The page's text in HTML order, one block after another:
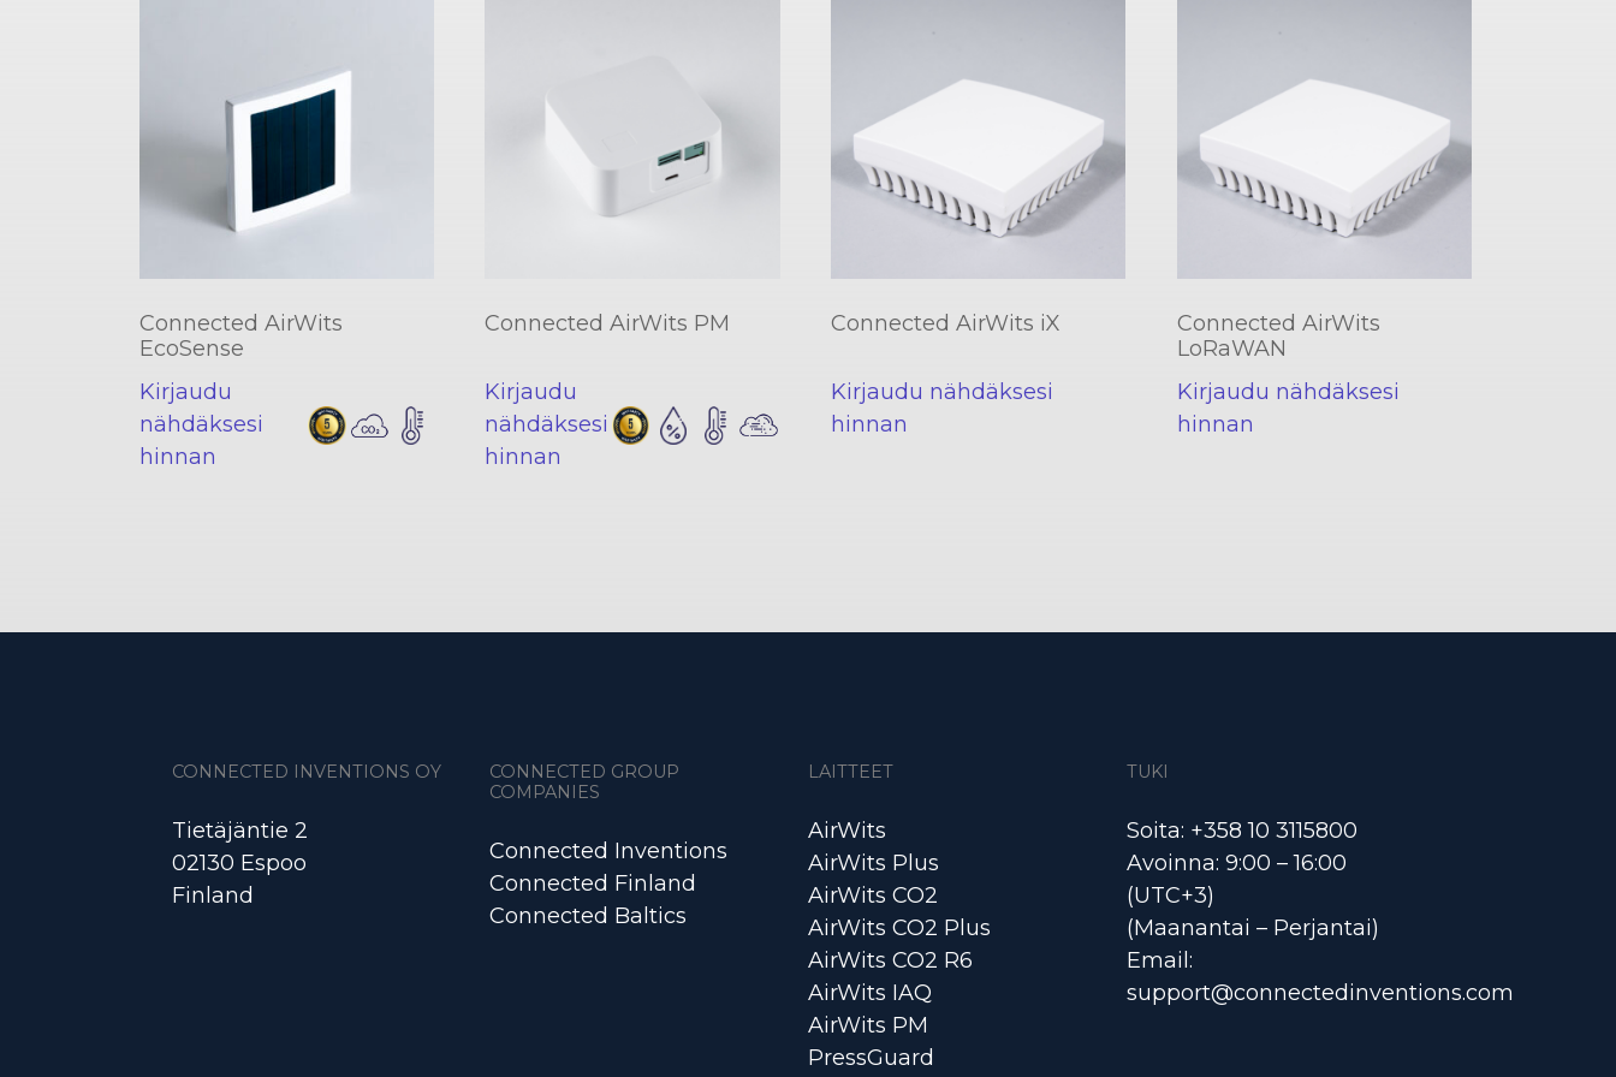
Connected AirWits
EcoSense
Kirjaudu
nähdäksesi
hinnan
Connected AirWits PM
Kirjaudu
nähdäksesi
hinnan
Connected AirWits iX
Kirjaudu nähdäksesi
hinnan
Connected AirWits
LoRaWAN
Kirjaudu nähdäksesi
hinnan
CONNECTED INVENTIONS OY
Tietäjäntie 2
02130 Espoo
Finland
CONNECTED GROUP
COMPANIES
Connected Inventions
Connected Finland
Connected Baltics
LAITTEET
AirWits
AirWits Plus
AirWits CO2
AirWits CO2 Plus
AirWits CO2 R6
AirWits IAQ
AirWits PM
PressGuard
TUKI
Soita: +358 10 3115800
Avoinna: 9:00 – 16:00
(UTC+3)
(Maanantai – Perjantai)
Email:
support@connectedinventions.com